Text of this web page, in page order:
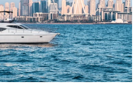
Jet Privato Per